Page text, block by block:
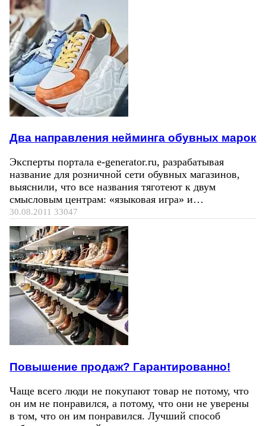
Два направления нейминга обувных марок
Эксперты портала e-generator.ru, разрабатывая
название для розничной сети обувных магазинов,
выяснили, что все названия тяготеют к двум
смысловым центрам: «языковая игра» и…
30.08.2011 33047
Повышение продаж? Гарантированно!
Чаще всего люди не покупают товар не потому, что
он им не понравился, а потому, что они не уверены
в том, что он им понравился. Лучший способ